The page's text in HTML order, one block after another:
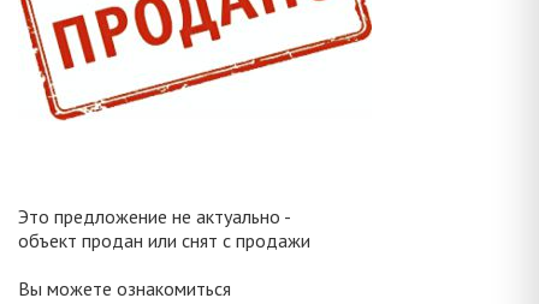
Это предложение не актуально -
объект продан или снят с продажи
Вы можете ознакомиться